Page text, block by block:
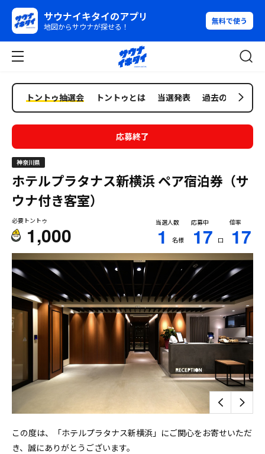
サウナイキタイのアプリ
地図からサウナが探せる！
無料で使う
トントゥ抽選会 トントゥとは 当選発表 過去の抽選会
応募終了
神奈川県
ホテルプラタナス新横浜ペア宿泊券（サ
ウナ付き客室）
必要トントゥ
1,000
当選人数
1 名様
応募中
17 口
倍率
17
この度は、「ホテルプラタナス新横浜」にご関心をお寄せいただ
き、誠にありがとうございます。